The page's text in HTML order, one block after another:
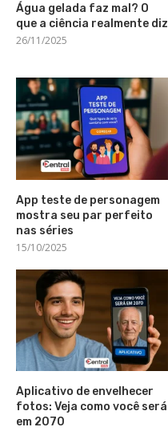
Água gelada faz mal? O
que a ciência realmente diz
26/11/2025
App teste de personagem
mostra seu par perfeito
nas séries
15/10/2025
Aplicativo de envelhecer
fotos: Veja como você será
em 2070